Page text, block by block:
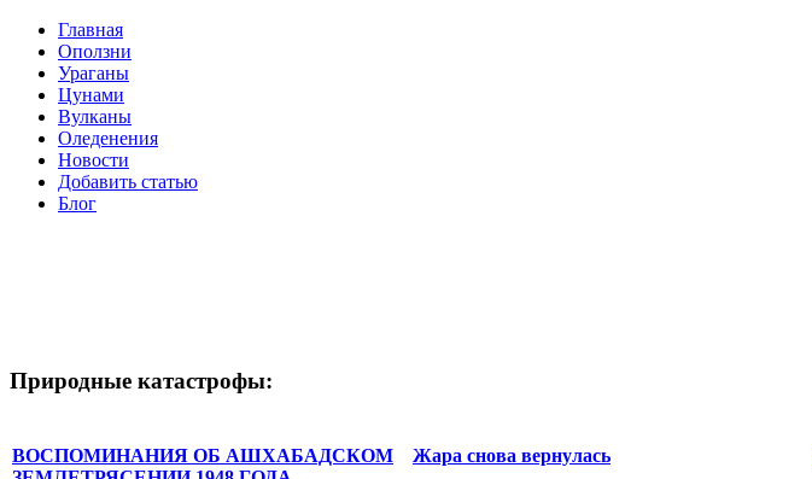
Главная
Оползни
Ураганы
Цунами
Вулканы
Оледенения
Новости
Добавить статью
Блог
Природные катастрофы:
ВОСПОМИНАНИЯ ОБ АШХАБАДСКОМ
Жара снова вернулась